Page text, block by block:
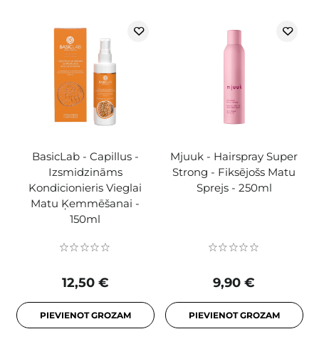
BasicLab - Capillus -
Izsmidzināms
Kondicionieris Vieglai
Matu Ķemmēšanai -
150ml
12,50 €
PIEVIENOT GROZAM
Mjuuk - Hairspray Super
Strong - Fiksējošs Matu
Sprejs - 250ml
9,90 €
PIEVIENOT GROZAM